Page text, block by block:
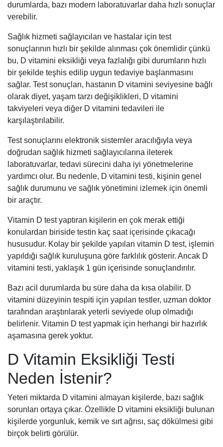
durumlarda, bazı modern laboratuvarlar daha hızlı sonuçlar
verebilir.
Sağlık hizmeti sağlayıcıları ve hastalar için test
sonuçlarının hızlı bir şekilde alınması çok önemlidir çünkü
bu, D vitamini eksikliği veya fazlalığı gibi durumların hızlı
bir şekilde teşhis edilip uygun tedaviye başlanmasını
sağlar. Test sonuçları, hastanın D vitamini seviyesine bağlı
olarak diyet, yaşam tarzı değişiklikleri, D vitamini
takviyeleri veya diğer D vitamini tedavileri ile
karşılaştırılabilir.
Test sonuçlarını elektronik sistemler aracılığıyla veya
doğrudan sağlık hizmeti sağlayıcılarına ileterek
laboratuvarlar, tedavi sürecini daha iyi yönetmelerine
yardımcı olur. Bu nedenle, D vitamini testi, kişinin genel
sağlık durumunu ve sağlık yönetimini izlemek için önemli
bir araçtır.
Vitamin D test yaptıran kişilerin en çok merak ettiği
konulardan biriside testin kaç saat içerisinde çıkacağı
hususudur. Kolay bir şekilde yapılan vitamin D test, işlemin
yapıldığı sağlık kuruluşuna göre farklılık gösterir. Ancak D
vitamini testi, yaklaşık 1 gün içerisinde sonuçlandırılır.
Bazı acil durumlarda bu süre daha da kısa olabilir. D
vitamini düzeyinin tespiti için yapılan testler, uzman doktor
tarafından araştırılarak yeterli seviyede olup olmadığı
belirlenir. Vitamin D test yapmak için herhangi bir hazırlık
aşamasına gerek yoktur.
D Vitamin Eksikliği Testi
Neden İstenir?
Yeteri miktarda D vitamini almayan kişilerde, bazı sağlık
sorunları ortaya çıkar. Özellikle D vitamini eksikliği bulunan
kişilerde yorgunluk, kemik ve sırt ağrısı, saç dökülmesi gibi
birçok belirti görülür.